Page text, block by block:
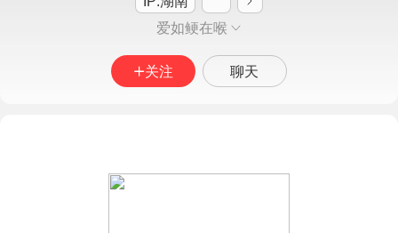
爱如鲠在喉
关注 聊天